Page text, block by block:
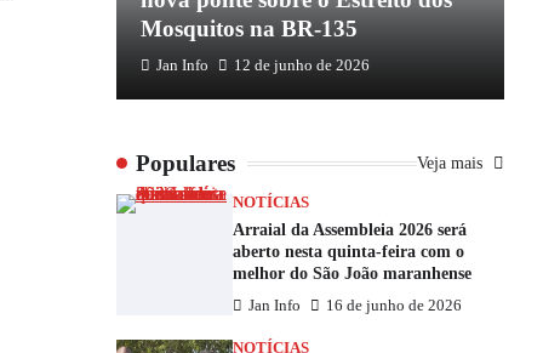
Mosquitos na BR-135
Jan Info 12 de junho de 2026
Populares Veja mais
NOTÍCIAS
Arraial da Assembleia 2026 será
aberto nesta quinta-feira com o
melhor do São João maranhense
Jan Info 16 de junho de 2026
NOTÍCIAS